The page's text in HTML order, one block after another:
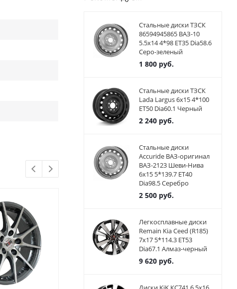
Стальные диски ТЗСК
86594945865 ВАЗ-10
5.5x14 4*98 ET35 Dia58.6
Серо-зеленый
1 800руб.
Стальные диски ТЗСК
Lada Largus 6x15 4*100
ET50 Dia60.1 Черный
2 240руб.
Стальные диски
Accuride ВАЗ-оригинал
ВАЗ-2123 Шеви-Нива
6x15 5*139.7 ET40
Dia98.5 Серебро
2 500руб.
Легкосплавные диски
Remain Kia Ceed (R185)
7x17 5*114.3 ET53
Dia67.1 Алмаз-черный
9 620руб.